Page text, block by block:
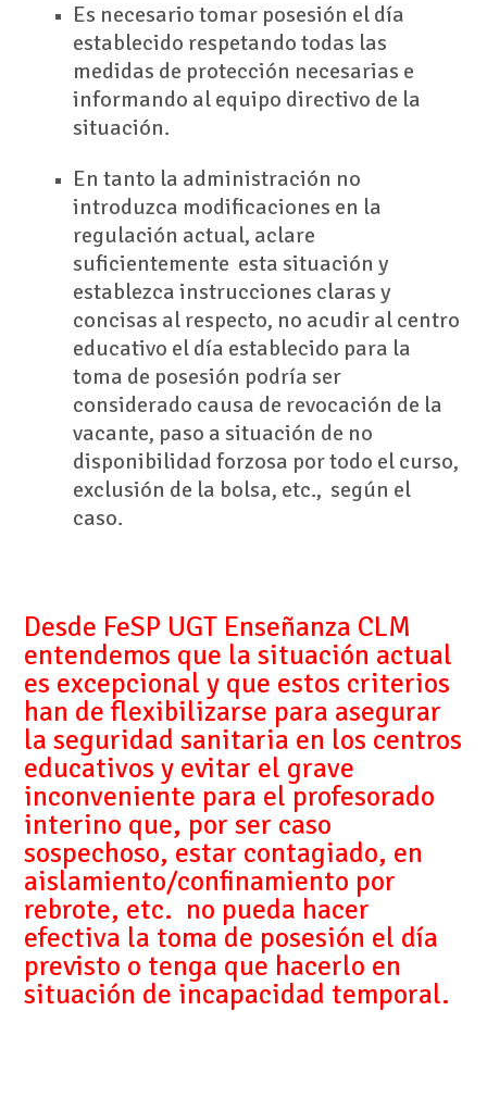
Es necesario tomar posesión el día
establecido respetando todas las
medidas de protección necesarias e
informando al equipo directivo de la
situación.
En tanto la administración no
introduzca modificaciones en la
regulación actual, aclare
suficientemente esta situación y
establezca instrucciones claras y
concisas al respecto, no acudir al centro
educativo el día establecido para la
toma de posesión podría ser
considerado causa de revocación de la
vacante, paso a situación de no
disponibilidad forzosa por todo el curso,
exclusión de la bolsa, etc., según el
caso.
Desde FeSP UGT Enseñanza CLM
entendemos que la situación actual
es excepcional y que estos criterios
han de flexibilizarse para asegurar
la seguridad sanitaria en los centros
educativos y evitar el grave
inconveniente para el profesorado
interino que, por ser caso
sospechoso, estar contagiado, en
aislamiento/confinamiento por
rebrote, etc. no pueda hacer
efectiva la toma de posesión el día
previsto o tenga que hacerlo en
situación de incapacidad temporal.